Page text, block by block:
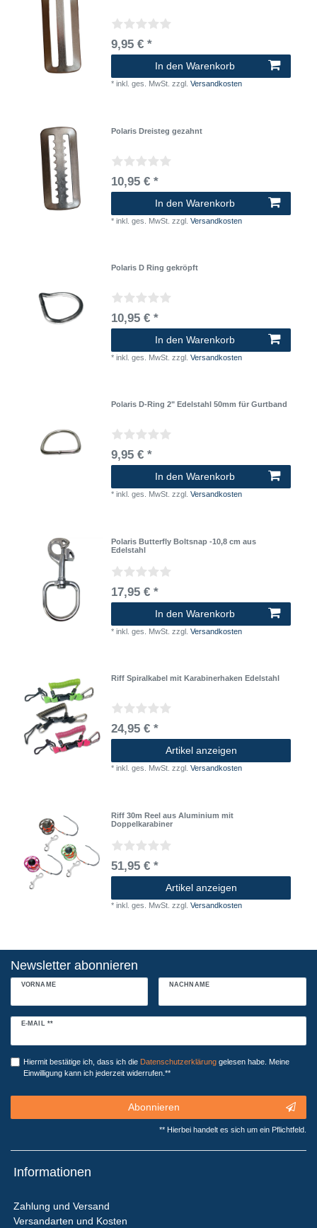
9,95 € *
In den Warenkorb
*inkl. ges. MwSt. zzgl.Versandkosten
Polaris Dreisteg gezahnt
10,95 € *
In den Warenkorb
*inkl. ges. MwSt. zzgl.Versandkosten
Polaris D Ring gekröpft
10,95 € *
In den Warenkorb
*inkl. ges. MwSt. zzgl.Versandkosten
Polaris D-Ring 2" Edelstahl 50mm für Gurtband
9,95 € *
In den Warenkorb
*inkl. ges. MwSt. zzgl.Versandkosten
Polaris Butterfly Boltsnap -10,8 cm aus
Edelstahl
17,95 € *
In den Warenkorb
*inkl. ges. MwSt. zzgl.Versandkosten
Riff Spiralkabel mit Karabinerhaken Edelstahl
24,95 € *
Artikel anzeigen
*inkl. ges. MwSt. zzgl.Versandkosten
Riff 30m Reel aus Aluminium mit
Doppelkarabiner
51,95 € *
Artikel anzeigen
*inkl. ges. MwSt. zzgl.Versandkosten
Newsletter abonnieren
VORNAME NACHNAME
E-MAIL **
Newsletter
Hiermit bestätige ich, dass ich die Daten­schutz­erklärunggelesen habe. Meine
Einwilligung kann ich jederzeit widerrufen.**
Abonnieren
** Hierbei handelt es sich um ein Pflichtfeld.
Informationen
Zahlung und Versand
Versandarten und Kosten